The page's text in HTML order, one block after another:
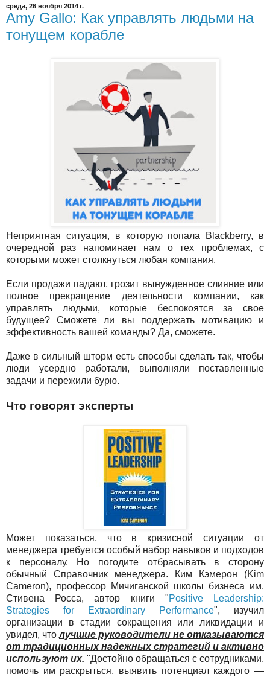
среда, 26 ноября 2014 г.
Amy Gallo: Как управлять людьми на
тонущем корабле
Неприятная ситуация, в которую попала Blackberry, в
очередной раз напоминает нам о тех проблемах, с
которыми может столкнуться любая компания.
Если продажи падают, грозит вынужденное слияние или
полное прекращение деятельности компании, как
управлять людьми, которые беспокоятся за свое
будущее? Сможете ли вы поддержать мотивацию и
эффективность вашей команды? Да, сможете.
Даже в сильный шторм есть способы сделать так, чтобы
люди усердно работали, выполняли поставленные
задачи и пережили бурю.
Что говорят эксперты
Может показаться, что в кризисной ситуации от
менеджера требуется особый набор навыков и подходов
к персоналу. Но погодите отбрасывать в сторону
обычный Справочник менеджера. Ким Кэмерон (Kim
Cameron), профессор Мичиганской школы бизнеса им.
Стивена Росса, автор книги "Positive Leadership:
Strategies for Extraordinary Performance", изучил
организации в стадии сокращения или ликвидации и
увидел, чтолучшие руководители не отказываются
от традиционных надежных стратегий и активно
используют их. "Достойно обращаться с сотрудниками,
помочь им раскрыться, выявить потенциал каждого —